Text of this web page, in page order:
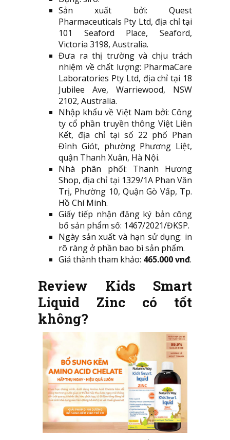
Sản xuất bởi: Quest
Pharmaceuticals Pty Ltd, địa chỉ tại
101 Seaford Place, Seaford,
Victoria 3198, Australia.
Đưa ra thị trường và chịu trách
nhiệm về chất lượng: PharmaCare
Laboratories Pty Ltd, địa chỉ tại 18
Jubilee Ave, Warriewood, NSW
2102, Australia.
Nhập khẩu về Việt Nam bởi: Công
ty cổ phần truyền thông Việt Liên
Kết, địa chỉ tại số 22 phố Phan
Đình Giót, phường Phương Liệt,
quận Thanh Xuân, Hà Nội.
Nhà phân phối: Thanh Hương
Shop, địa chỉ tại 1329/1A Phan Văn
Trị, Phường 10, Quận Gò Vấp, Tp.
Hồ Chí Minh.
Giấy tiếp nhận đăng ký bản công
bố sản phẩm số: 1467/2021/ĐKSP.
Ngày sản xuất và hạn sử dụng: in
rõ ràng ở phần bao bì sản phẩm.
Giá thành tham khảo: 465.000 vnđ.
Review Kids Smart
Liquid Zinc có tốt
không?